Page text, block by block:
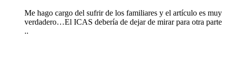
Me hago cargo del sufrir de los familiares y el artículo es muy
verdadero…El ICAS debería de dejar de mirar para otra parte
..